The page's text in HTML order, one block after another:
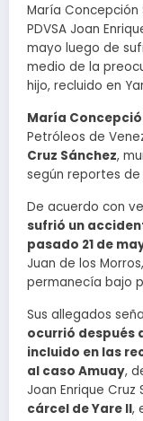
María
PDVSA Joan
mayo luego de
medio de la
hijo, recluido en
María
Petróleos de
Cruz Sánchez,
según reportes
De acuerdo con
sufrió un
pasado 21 de
Juan de los
permanecía bajo
Sus allegados
ocurrió después
incluido en las
al caso Amuay,
Joan Enrique Cruz
cárcel de Yare II,